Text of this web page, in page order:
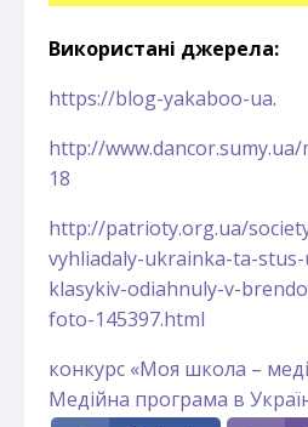
Використані джерела:
https://blog-yakaboo-ua.
http://
18
http://patrioty.org.ua/
vyhliadaly-ukrainka-ta-
klasykiv-odiahnuly-v-
foto-145397.html
конкурс «Моя школа –
Медійна програма в